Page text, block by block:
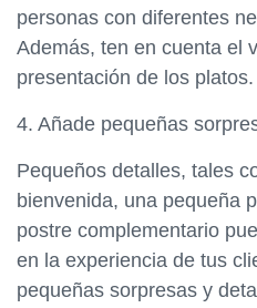
personas con diferentes
Además, ten en cuenta el
presentación de los platos.
4. Añade pequeñas
Pequeños detalles, tales
bienvenida, una pequeña
postre complementario
en la experiencia de tus
pequeñas sorpresas y